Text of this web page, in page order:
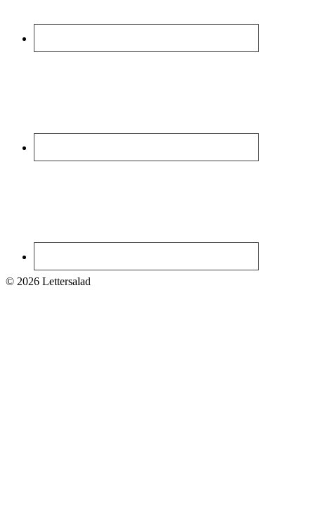
© 2026 Lettersalad